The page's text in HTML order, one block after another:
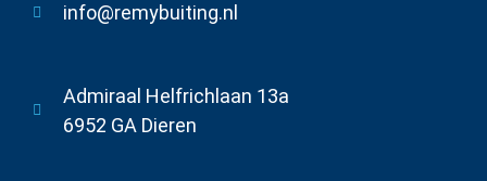
info@remybuiting.nl
Admiraal Helfrichlaan 13a
6952 GA Dieren